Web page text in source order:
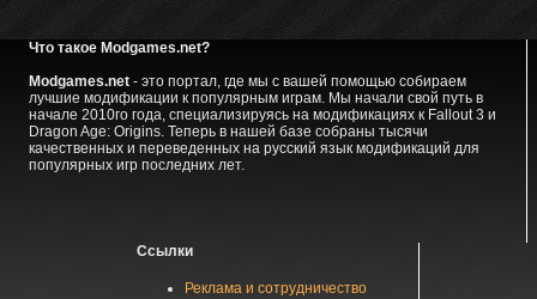
Что такое Modgames.net?
Modgames.net- это портал, где мы с вашей помощью собираем
лучшие модификации к популярным играм. Мы начали свой путь в
начале 2010го года, специализируясь на модификациях к Fallout 3 и
Dragon Age: Origins. Теперь в нашей базе собраны тысячи
качественных и переведенных на русский язык модификаций для
популярных игр последних лет.
Ссылки
Реклама и сотрудничество